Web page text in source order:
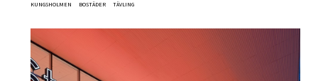
KUNGSHOLMEN BOSTÄDER TÄVLING